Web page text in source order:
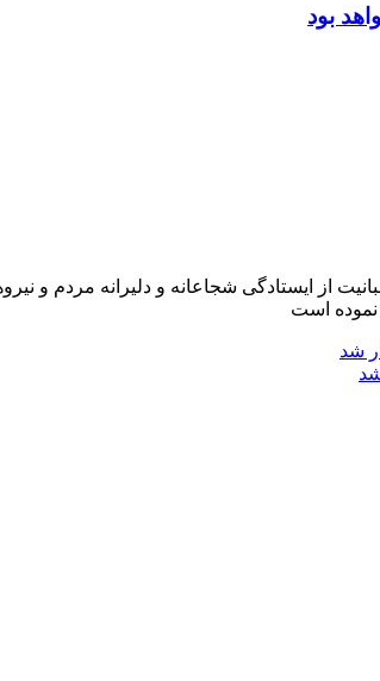
بود
از ایستادگی شجاعانه و دلیرانه مردم و
نموده است